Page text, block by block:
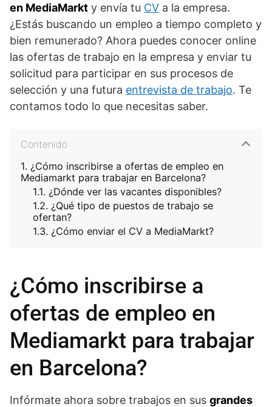
en MediaMarkt y envía tu CV a la empresa.
¿Estás buscando un empleo a tiempo completo y
bien remunerado? Ahora puedes conocer online
las ofertas de trabajo en la empresa y enviar tu
solicitud para participar en sus procesos de
selección y una futura entrevista de trabajo. Te
contamos todo lo que necesitas saber.
Contenido
¿Cómo inscribirse a ofertas de empleo en
Mediamarkt para trabajar en Barcelona?
¿Dónde ver las vacantes disponibles?
¿Qué tipo de puestos de trabajo se
ofertan?
¿Cómo enviar el CV a MediaMarkt?
¿Cómo inscribirse a
ofertas de empleo en
Mediamarkt para trabajar
en Barcelona?
Infórmate ahora sobre trabajos en sus grandes